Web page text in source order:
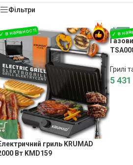
Фільтри
гриль KRUMAD
Вт KMD159
Грилі
5 431